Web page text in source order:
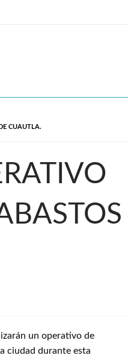
CUAUTLA.
un operativo de
ciudad durante esta